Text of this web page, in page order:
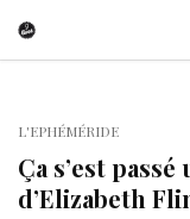
L'EPHÉMÉRIDE
Ça s’est
d’Elizabeth